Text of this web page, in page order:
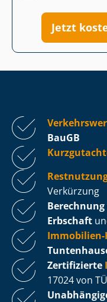
Jetzt
BauGB
Verkürzung
Berechnung
Erbschaft
Zertifizierte
17024 von